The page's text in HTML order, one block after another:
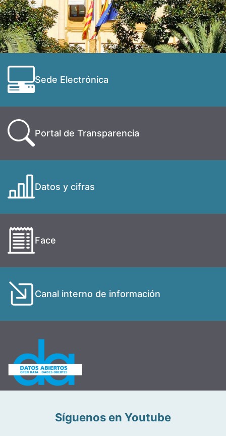
Sede Electrónica
Portal de Transparencia
Datos y cifras
Face
Canal interno de información
Síguenos en Youtube